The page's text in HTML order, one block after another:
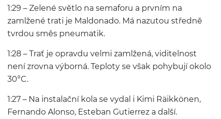
1:29 – Zelené světlo na semaforu a prvním na
zamlžené trati je Maldonado. Má nazutou středně
tvrdou směs pneumatik.
1:28 – Trať je opravdu velmi zamlžená, viditelnost
není zrovna výborná. Teploty se však pohybují okolo
30°C.
1:27 – Na instalační kola se vydal i Kimi Räikkönen,
Fernando Alonso, Esteban Gutierrez a další.